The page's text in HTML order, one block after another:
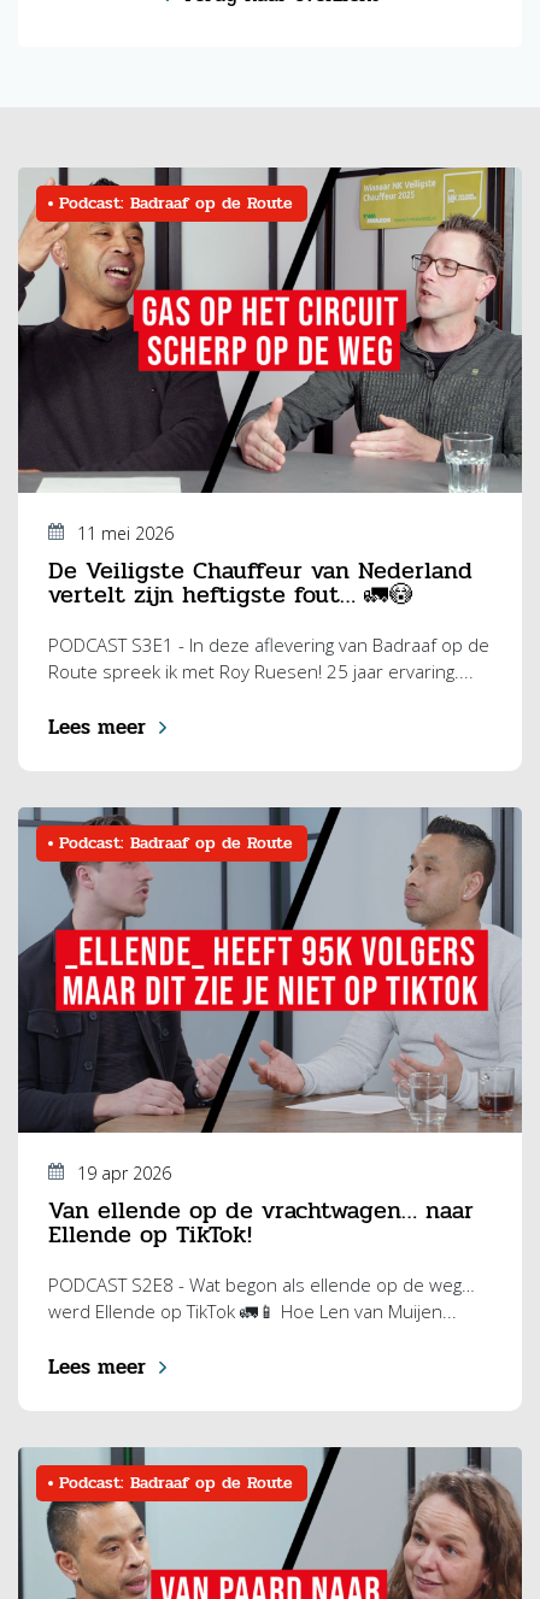
Podcast: Badraaf op de Route
11 mei 2026
De Veiligste Chauffeur van Nederland
vertelt zijn heftigste fout… 🚛😳
PODCAST S3E1 - In deze aflevering van Badraaf op de
Route spreek ik met Roy Ruesen! 25 jaar ervaring....
Lees meer
Podcast: Badraaf op de Route
19 apr 2026
Van ellende op de vrachtwagen… naar
Ellende op TikTok!
PODCAST S2E8 - Wat begon als ellende op de weg…
werd Ellende op TikTok 🚛📱 Hoe Len van Muijen...
Lees meer
Podcast: Badraaf op de Route